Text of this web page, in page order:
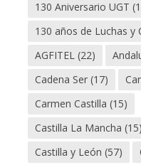
130 Aniversario UGT
130 años de Luchas y
AGFITEL (22)
Cadena Ser (17)
Carmen Castilla (15)
Castilla La Mancha (15)
Castilla y León (57)